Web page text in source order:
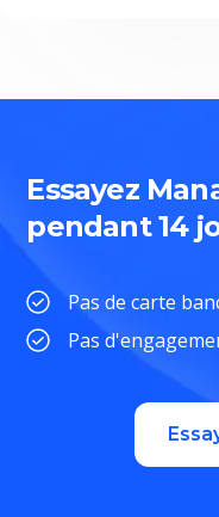
Essayez
pendant 14
Pas de carte
Pas